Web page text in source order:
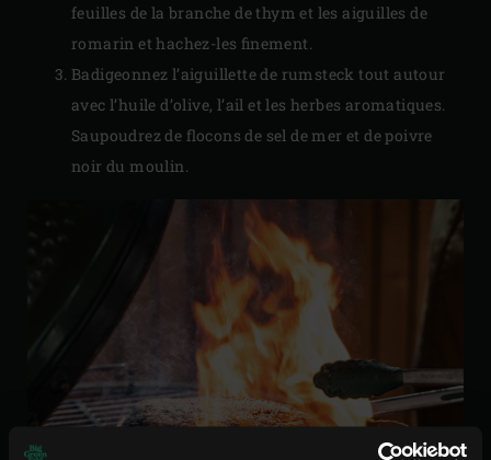
feuilles de la branche de thym et les aiguilles de
romarin et hachez-les finement.
Badigeonnez l’aiguillette de rumsteck tout autour
avec l’huile d’olive, l’ail et les herbes aromatiques.
Saupoudrez de flocons de sel de mer et de poivre
noir du moulin.